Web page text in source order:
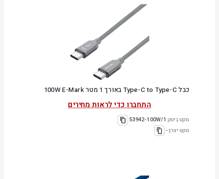
כבל Type-C to Type-C באורך 1 מטר 100W E-Mark
התחברו כדי לראות מחירים
מקט ביטק:53942-100W/1
מקט יצרן:-